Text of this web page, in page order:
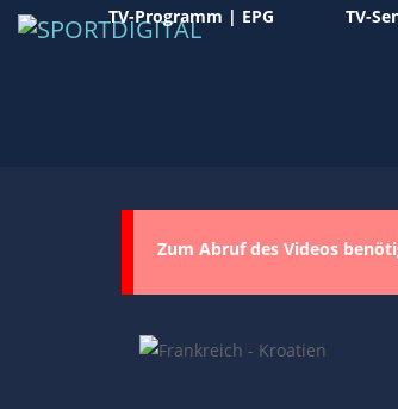
TV-Programm | EPG TV-
Zum Abruf des Videos